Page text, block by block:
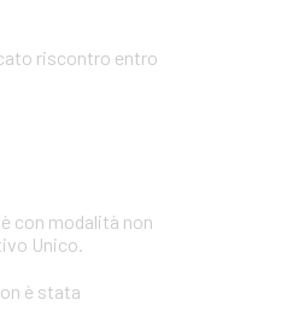
riscontro entro
con modalità non
Unico.
è stata